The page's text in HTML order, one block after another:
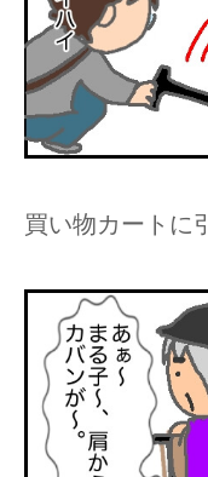
買い物カートに